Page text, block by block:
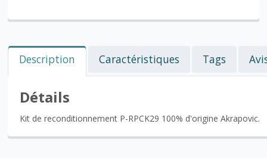
Description Caractéristiques Tags
Détails
Kit de reconditionnement P-RPCK29 100% d'origine Akrapovic.